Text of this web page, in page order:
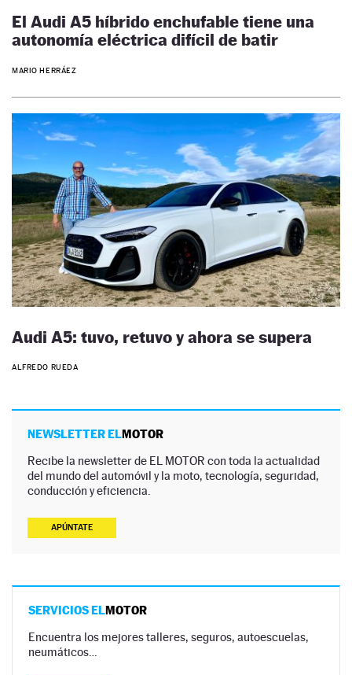
El Audi A5 híbrido enchufable tiene una
autonomía eléctrica difícil de batir
MARIO HERRÁEZ
Audi A5: tuvo, retuvo y ahora se supera
ALFREDO RUEDA
NEWSLETTER ELMOTOR
Recibe la newsletter de EL MOTOR con toda la actualidad
del mundo del automóvil y la moto, tecnología, seguridad,
conducción y eficiencia.
APÚNTATE
SERVICIOS ELMOTOR
Encuentra los mejores talleres, seguros, autoescuelas,
neumáticos…